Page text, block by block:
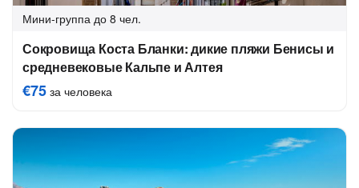
Мини-группа до 8 чел.
Сокровища Коста Бланки: дикие пляжи Бенисы и
средневековые Кальпе и Алтея
€75 за человека